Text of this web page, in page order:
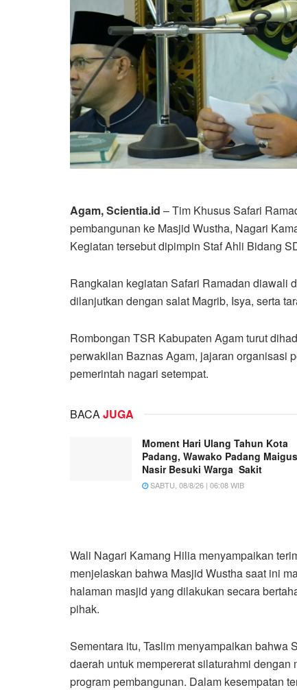
Agam, Scientia.id – Tim Khusus Safari
pembangunan ke Masjid Wustha, Nagari
Kegiatan tersebut dipimpin Staf Ahli Bidang
Rangkaian kegiatan Safari Ramadan diawali
dilanjutkan dengan salat Magrib, Isya, serta
Rombongan TSR Kabupaten Agam turut
perwakilan Baznas Agam, jajaran organisasi
pemerintah nagari setempat.
BACAJUGA
Moment Hari Ulang Tahun Kota
Padang, Wawako Padang Maigus
Nasir Besuki Warga Sakit
SABTU, 08/8/26 | 06:08 WIB
Wali Nagari Kamang Hilia menyampaikan
menjelaskan bahwa Masjid Wustha saat ini
halaman masjid yang dilakukan secara
pihak.
Sementara itu, Taslim menyampaikan bahwa
daerah untuk mempererat silaturahmi
program pembangunan. Dalam kesempatan